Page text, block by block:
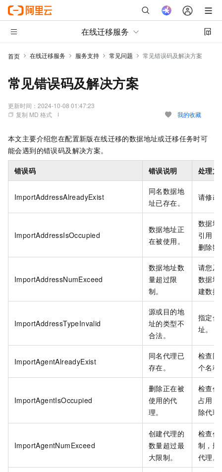
在线迁移服务
首页 在线迁移服务 服务支持 常见问题 常见错误码及解决方案
常见错误码及解决方案
更新时间： 2024-10-08 01:47:23
复制 MD 格式
我的收藏
本文主要介绍您在配置新版在线迁移的数据地址或迁移任务时可
能会遇到的错误码及解决方案。
错误码 错误说明 处理方
ImportAddressAlreadyExist
同名数据地
址已存在。
请修改
ImportAddressIsOccupied
数据地址正
在被使用。
数据地
引用
删除数
ImportAddressNumExceed
数据地址数
量超过限
制。
请您及
数据地
建数据
ImportAddressTypeInvalid
源或目的地
址的类型不
合法。
指定合
址。
ImportAgentAlreadyExist
同名代理已
存在。
检查同
个名称
ImportAgentIsOccupied
删除正在被
使用的代
理。
检查代
占用，
除代理
ImportAgentNumExceed
创建代理的
数量超过最
大限制。
检查代
制，删
代理。